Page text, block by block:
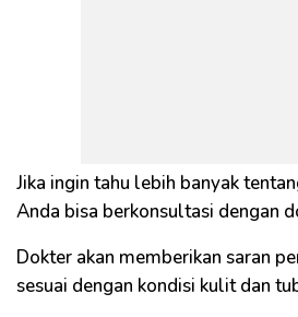
Jika ingin tahu lebih banyak
Anda bisa berkonsultasi dengan
Dokter akan memberikan saran
sesuai dengan kondisi kulit dan